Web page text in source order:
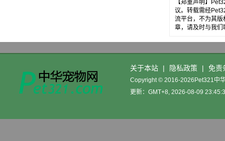
【郑重声明】
议。转载需经
流平台，不为其
章，请及时与我
关于本站 | 隐私政策 | 免责
Copyright © 2016-2026Pet321中
更新：GMT+8, 2026-08-09